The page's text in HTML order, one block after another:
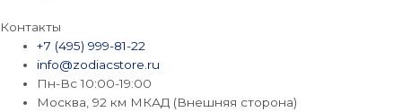
Контакты
+7 (495) 999-81-22
info@zodiacstore.ru
Пн-Вс 10:00-19:00
Москва, 92 км МКАД (Внешняя сторона)